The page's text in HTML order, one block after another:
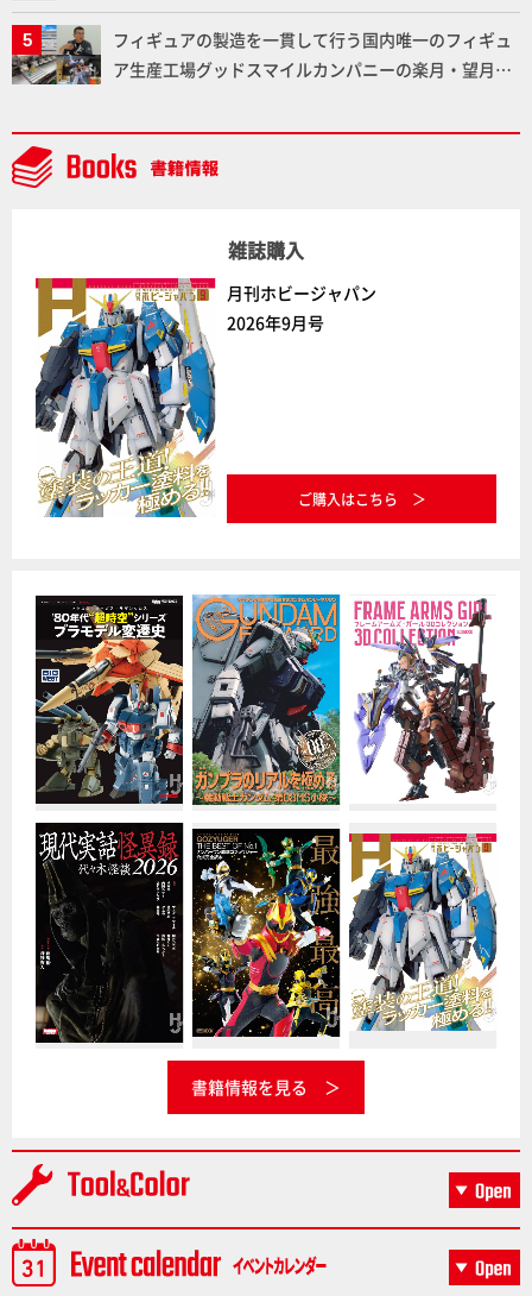
クレオス」が語るラッカー塗料の未来とは？
フィギュアの製造を一貫して行う国内唯一のフィギュ
ア生産工場グッドスマイルカンパニーの楽月・望月工
AAAヴンダー』の続報も！
雑誌購入
月刊ホビージャパン
2026年9月号
ご購入はこちら
書籍情報を見る